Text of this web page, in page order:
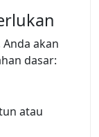
akan
dasar:
atau